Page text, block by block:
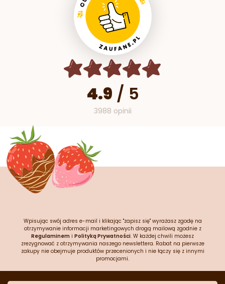
4.9 / 5
3988 opinii
Wpisując swój adres e-mail i klikając "zapisz się" wyrażasz zgodę na
otrzymywanie informacji marketingowych drogą mailową zgodnie z
Regulaminem i Polityką Prywatności. W każdej chwili możesz
zrezygnować z otrzymywania naszego newslettera. Rabat na pierwsze
zakupy nie obejmuje produktów przecenionych i nie łączy się z innymi
promocjami.